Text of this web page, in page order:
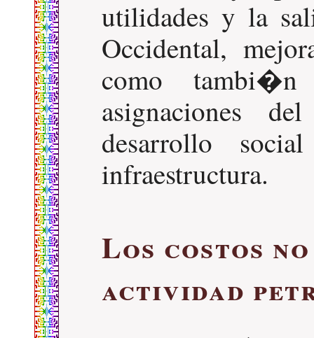
utilidades y la
Occidental,
como
asignaciones
desarrollo
infraestructura.
Los costos
actividad